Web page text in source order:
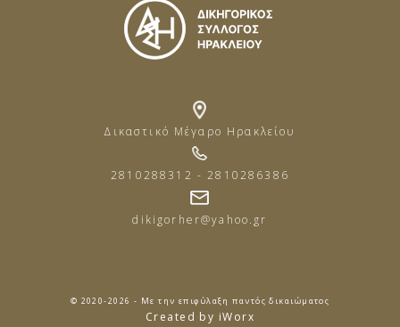
Δικαστικό Μέγαρο Ηρακλείου
2810288312 - 2810286386
dikigorher@yahoo.gr
© 2020-2026 - Με την επιφύλαξη παντός δικαιώματος
Created by iWorx